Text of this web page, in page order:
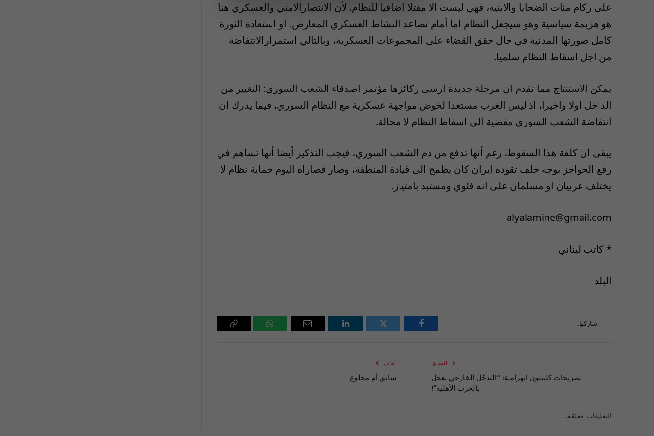
على ركام مئات الضحايا والابنية، فهي ليست الا مقتلا اضافيا للنظام. لأن الانتصارالامني والعسكري هنا
هو هزيمة سياسية وهو سيجعل النظام اما أمام تصاعد النشاط العسكري المعارض، او استعادة الثورة
كامل صورتها المدنية في حال حقق القضاء على المجموعات العسكرية، وبالتالي استمرارالانتفاضة
من اجل اسقاط النظام سلميا.
يمكن الاستنتاج مما تقدم ان مرحلة جديدة ارسى ركائزها مؤتمر اصدقاء الشعب السوري: التغيير من
الداخل اولا واخيرا، اذ ليس الغرب مستعدا لخوض مواجهة عسكرية مع النظام السوري، فيما يدرك ان
انتفاضة الشعب السوري مفضية الى اسقاط النظام لا محالة.
يبقى ان كلفة هذا السقوط، رغم أنها تدفع من دم الشعب السوري، فيجب التذكير أيضا أنها تساهم في
رفع الحواجز بوجه حلف تقوده ايران كان يطمح الى قيادة المنطقة، وصار قصاراه اليوم حماية نظام لا
يختلف عربيان او مسلمان على انه فئوي ومستبد بامتياز.
alyalamine@gmail.com
* كاتب لبناني
البلد
شاركها.
فيسبوك تويتر لينكدإن
البريد
واتساب
Copy
السابق
تصريحات كلينتون انهزامية: “التدخّل الخارجي يعجل
بالحرب الأهلية”!
التالي
سابق أم مخلوع
التعليقات مغلقة.